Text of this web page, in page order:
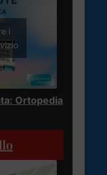
i
Ortopedia